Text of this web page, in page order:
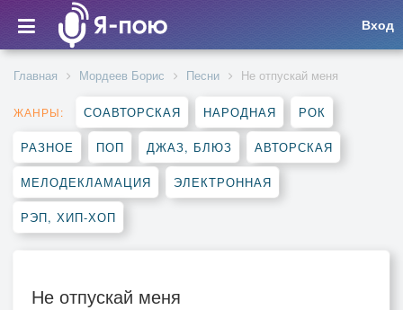
Вход
Главная Мордеев Борис Песни Не отпускай меня
ЖАНРЫ: СОАВТОРСКАЯ НАРОДНАЯ РОК
РАЗНОЕ ПОП ДЖАЗ, БЛЮЗ АВТОРСКАЯ
МЕЛОДЕКЛАМАЦИЯ ЭЛЕКТРОННАЯ
РЭП, ХИП-ХОП
Не отпускай меня